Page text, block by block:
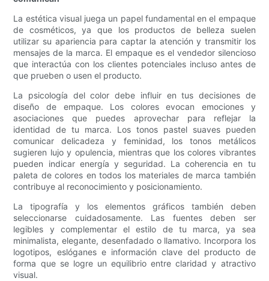
La estética visual juega un papel fundamental en el empaque
de cosméticos, ya que los productos de belleza suelen
utilizar su apariencia para captar la atención y transmitir los
mensajes de la marca. El empaque es el vendedor silencioso
que interactúa con los clientes potenciales incluso antes de
que prueben o usen el producto.
La psicología del color debe influir en tus decisiones de
diseño de empaque. Los colores evocan emociones y
asociaciones que puedes aprovechar para reflejar la
identidad de tu marca. Los tonos pastel suaves pueden
comunicar delicadeza y feminidad, los tonos metálicos
sugieren lujo y opulencia, mientras que los colores vibrantes
pueden indicar energía y seguridad. La coherencia en tu
paleta de colores en todos los materiales de marca también
contribuye al reconocimiento y posicionamiento.
La tipografía y los elementos gráficos también deben
seleccionarse cuidadosamente. Las fuentes deben ser
legibles y complementar el estilo de tu marca, ya sea
minimalista, elegante, desenfadado o llamativo. Incorpora los
logotipos, eslóganes e información clave del producto de
forma que se logre un equilibrio entre claridad y atractivo
visual.